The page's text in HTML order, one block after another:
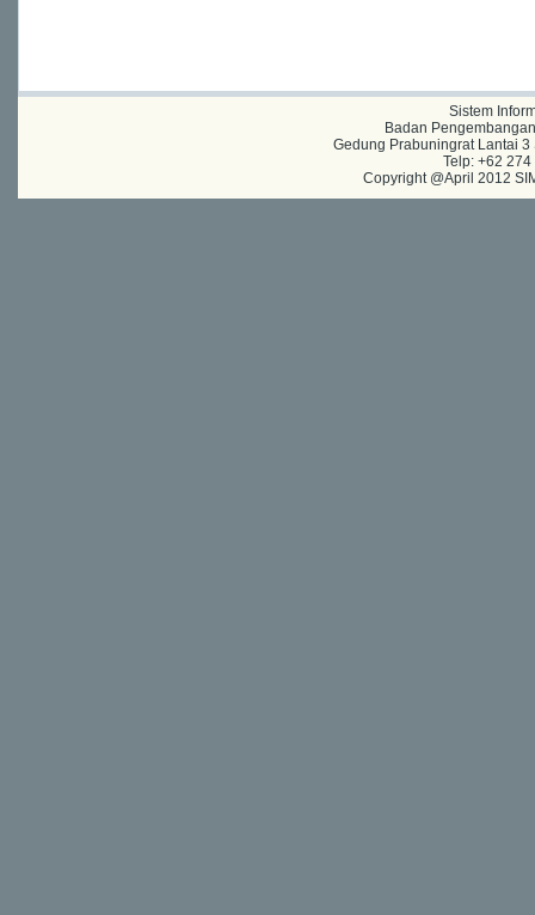
Sistem
Badan
Gedung Prabuningrat Lantai
Telp: +62
Copyright @April 2012